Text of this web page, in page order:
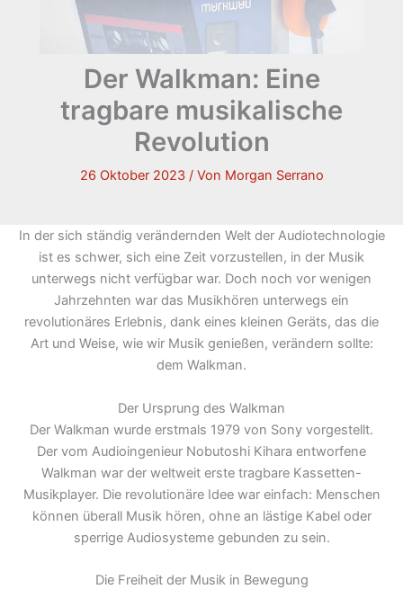
Der Walkman: Eine
tragbare musikalische
Revolution
26 Oktober 2023 / Von Morgan Serrano
In der sich ständig verändernden Welt der Audiotechnologie
ist es schwer, sich eine Zeit vorzustellen, in der Musik
unterwegs nicht verfügbar war. Doch noch vor wenigen
Jahrzehnten war das Musikhören unterwegs ein
revolutionäres Erlebnis, dank eines kleinen Geräts, das die
Art und Weise, wie wir Musik genießen, verändern sollte:
dem Walkman.
Der Ursprung des Walkman
Der Walkman wurde erstmals 1979 von Sony vorgestellt.
Der vom Audioingenieur Nobutoshi Kihara entworfene
Walkman war der weltweit erste tragbare Kassetten-
Musikplayer. Die revolutionäre Idee war einfach: Menschen
können überall Musik hören, ohne an lästige Kabel oder
sperrige Audiosysteme gebunden zu sein.
Die Freiheit der Musik in Bewegung